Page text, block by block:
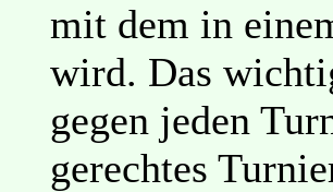
mit dem in
wird. Das
gegen jeden
gerechtes